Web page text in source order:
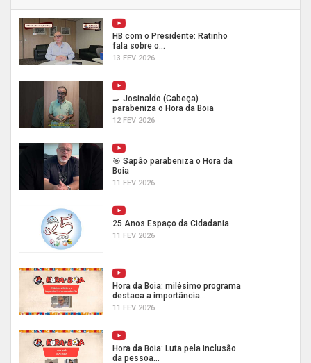
HB com o Presidente: Ratinho
fala sobre o...
13 FEV 2026
🍳 Josinaldo (Cabeça)
parabeniza o Hora da Boia
12 FEV 2026
🎯 Sapão parabeniza o Hora da
Boia
11 FEV 2026
25 Anos Espaço da Cidadania
11 FEV 2026
Hora da Boia: milésimo programa
destaca a importância...
11 FEV 2026
Hora da Boia: Luta pela inclusão
da pessoa...